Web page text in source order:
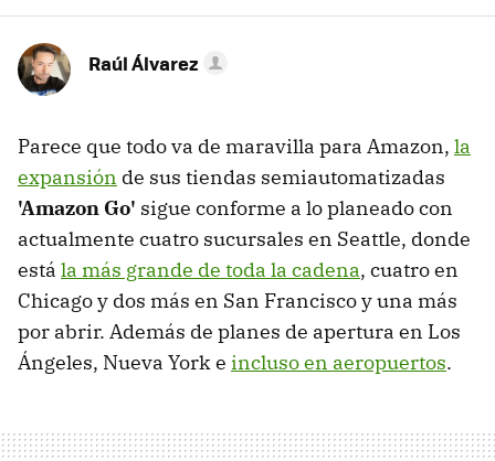
Raúl Álvarez
Parece que todo va de maravilla para Amazon, la
expansión de sus tiendas semiautomatizadas
'Amazon Go' sigue conforme a lo planeado con
actualmente cuatro sucursales en Seattle, donde
está la más grande de toda la cadena, cuatro en
Chicago y dos más en San Francisco y una más
por abrir. Además de planes de apertura en Los
Ángeles, Nueva York e incluso en aeropuertos.